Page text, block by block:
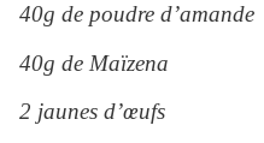
40g de poudre d’amande
40g de Maïzena
2 jaunes d’œufs